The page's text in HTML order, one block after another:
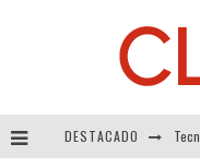
DESTACADO